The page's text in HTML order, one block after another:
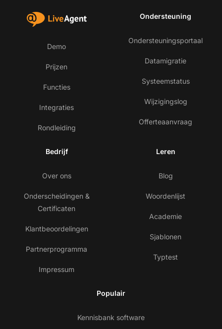
Demo
Prijzen
Functies
Integraties
Rondleiding
Ondersteuning
Ondersteuningsportaal
Datamigratie
Systeemstatus
Wijzigingslog
Offerteaanvraag
Bedrijf
Over ons
Onderscheidingen &
Certificaten
Klantbeoordelingen
Partnerprogramma
Impressum
Leren
Blog
Woordenlijst
Academie
Sjablonen
Typtest
Populair
Kennisbank software